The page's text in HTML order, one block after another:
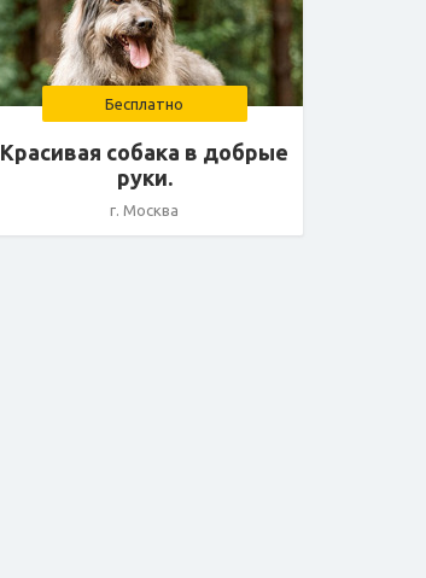
Бесплатно
Красивая собака в добрые
руки.
г. Москва